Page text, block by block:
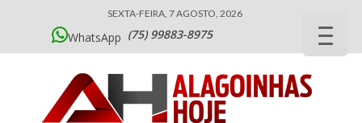
SEXTA-FEIRA, 7 AGOSTO, 2026
WhatsApp (75) 99883-8975